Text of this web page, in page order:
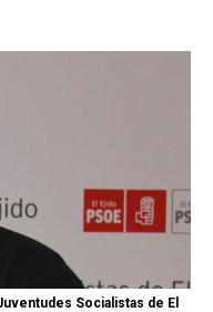
Socialistas de El